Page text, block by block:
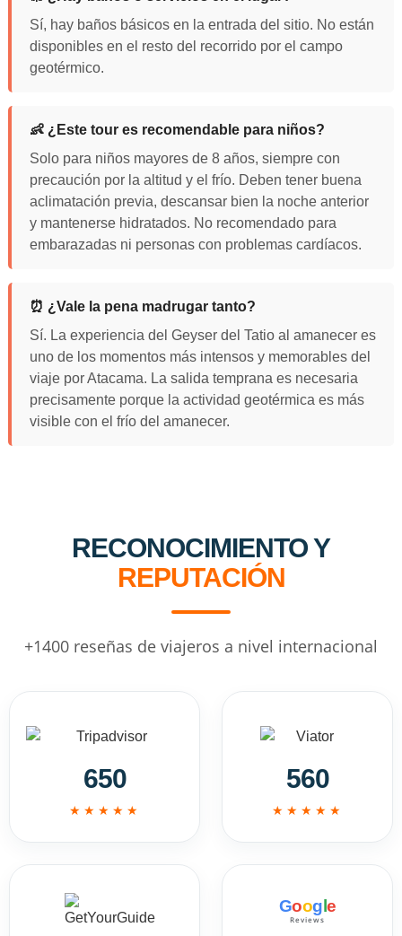
Sí, hay baños básicos en la entrada del sitio. No están
disponibles en el resto del recorrido por el campo
geotérmico.
👶 ¿Este tour es recomendable para niños?
Solo para niños mayores de 8 años, siempre con
precaución por la altitud y el frío. Deben tener buena
aclimatación previa, descansar bien la noche anterior
y mantenerse hidratados. No recomendado para
embarazadas ni personas con problemas cardíacos.
⏰ ¿Vale la pena madrugar tanto?
Sí. La experiencia del Geyser del Tatio al amanecer es
uno de los momentos más intensos y memorables del
viaje por Atacama. La salida temprana es necesaria
precisamente porque la actividad geotérmica es más
visible con el frío del amanecer.
RECONOCIMIENTO Y
REPUTACIÓN
+1400 reseñas de viajeros a nivel internacional
650
★★★★★
560
★★★★★
Google
Reviews